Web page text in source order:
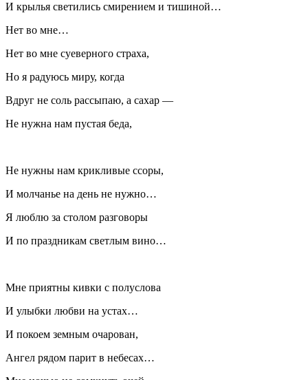
И крылья светились смирением и тишиной…
Нет во мне…
Нет во мне суеверного страха,
Но я радуюсь миру, когда
Вдруг не соль рассыпаю, а сахар —
Не нужна нам пустая беда,
Не нужны нам крикливые ссоры,
И молчанье на день не нужно…
Я люблю за столом разговоры
И по праздникам светлым вино…
Мне приятны кивки с полуслова
И улыбки любви на устах…
И покоем земным очарован,
Ангел рядом парит в небесах…